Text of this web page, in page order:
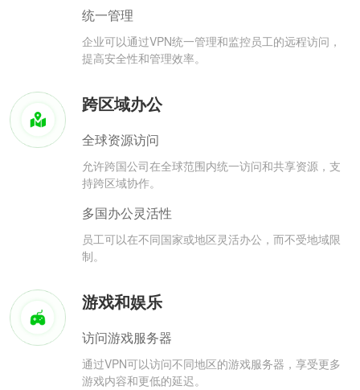
统一管理
企业可以通过VPN统一管理和监控员工的远程访问，
提高安全性和管理效率。
跨区域办公
全球资源访问
允许跨国公司在全球范围内统一访问和共享资源，支
持跨区域协作。
多国办公灵活性
员工可以在不同国家或地区灵活办公，而不受地域限
制。
游戏和娱乐
访问游戏服务器
通过VPN可以访问不同地区的游戏服务器，享受更多
游戏内容和更低的延迟。